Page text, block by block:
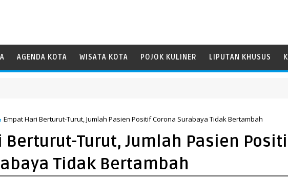
AGENDA KOTA WISATA KOTA POJOK KULINER LIPUTAN KHUSUS
Empat Hari Berturut-Turut, Jumlah Pasien Positif Corona Surabaya Tidak Bertambah
Berturut-Turut, Jumlah Pasien
Tidak Bertambah